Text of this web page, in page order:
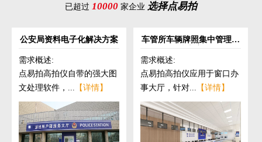
已超过 10000 家企业 选择点易拍
公安局资料电子化解决方案
需求概述:
点易拍高拍仪自带的强大图
文处理软件，... 【详情】
车管所车辆牌照集中管理解
需求概述:
点易拍高拍仪应用于窗口办
事大厅，针对... 【详情】